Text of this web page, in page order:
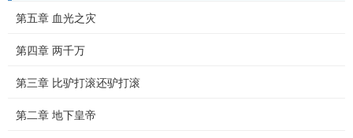
第五章 血光之灾
第四章 两千万
第三章 比驴打滚还驴打滚
第二章 地下皇帝